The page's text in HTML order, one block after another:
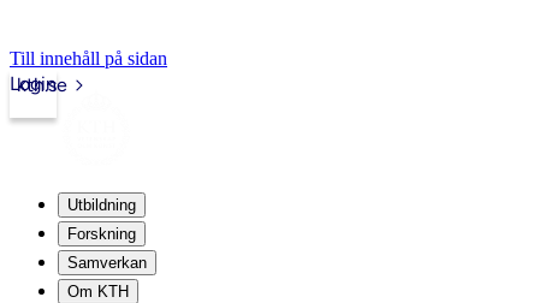
Till innehåll på sidan
kth.se
Login
Utbildning
Forskning
Samverkan
Om KTH